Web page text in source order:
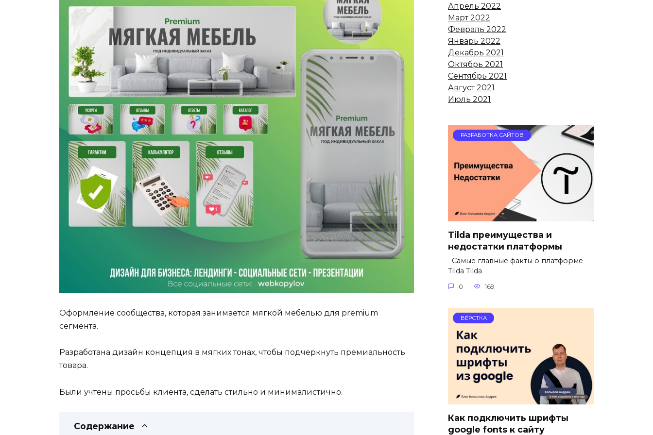
Оформление сообщества, которая занимается мягкой мебелью для premium
сегмента.
Разработана дизайн концепция в мягких тонах, чтобы подчеркнуть премиальность
товара.
Были учтены просьбы клиента, сделать стильно и минималистично.
Содержание
Апрель 2022
Март 2022
Февраль 2022
Январь 2022
Декабрь 2021
Октябрь 2021
Сентябрь 2021
Август 2021
Июль 2021
РАЗРАБОТКА САЙТОВ
Tilda преимущества и
недостатки платформы
Самые главные факты о платформе
Tilda Tilda
0 169
ВЁРСТКА
Как подключить шрифты
google fonts к сайту